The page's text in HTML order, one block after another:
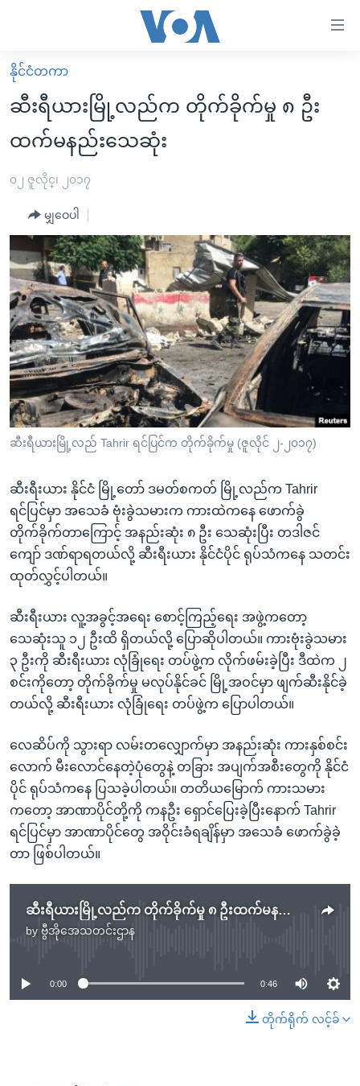
လွယ်ကူ
စေ
များ
အကြောင်းအရာ
သို့
ကျော်
ကြည့်
ရန်
ပင်မ
အ
ညွန်း
စာမျက်နှာ
သို့
ရန်
ရှာဖွေ
ရန်
နေရာ
သို့
ရန်
မူလစာမျက်နှာ
မြန်မာ
ကမ္ဘာ့သတင်းများ
နိုင်ငံတကာ
အစ္စရေး-ပါလက်စတိုင်း
ဗွီဒီယို
ရပ်ဝန်းတခု လမ်းတခု အလွန်
အင်္ဂလိပ်စာလေ့လာမယ်
အမေရိကန်သုံးအီဒီယံ
မကြေးမုံရဲ့ အင်္ဂလိပ်စာ
ရုပ်ရှင်ထဲက အင်္ဂလိပ်စာ
သုတပဒေသာ အင်္ဂလိပ်စာ
အပတ်စဉ်ကဏ္ဍများ
ရေဒီယို
တီဗွီ
ရေဒီယိုနှင့်ရုပ်သံ အချက်အလက်များ
ရေဒီယို/တီဗွီအစီအစဉ်
Learning English
ဗွီအိုအေ လူမှုကွန်ယက်များ
ဘာသာစကားများ
နိုင်ငံတကာ
ဆီးရီယားမြို့လည်က တိုက်ခိုက်မှု ၈ ဦး
ထက်မနည်းသေဆုံး
၀၂ ဇူလိုင္၊ ၂၀၁၇
မျှဝေပါ
ဆီးရီယားမြို့လည် Tahrir ရင်ပြင်က တိုက်ခိုက်မှု (ဇူလိုင် ၂-၂၀၁၇)
ဆီးရီးယား နိုင်ငံ မြို့တော် ဒမတ်စကတ် မြို့လည်က Tahrir
ရင်ပြင်မှာ အသေခံ ဗုံးခွဲသမားက ကားထဲကနေ ဖောက်ခွဲ
တိုက်ခိုက်တာကြောင့် အနည်းဆုံး ၈ ဦး သေဆုံးပြီး တဒါဇင်
ကျော် ဒဏ်ရာရတယ်လို့ ဆီးရီးယား နိုင်ငံပိုင် ရုပ်သံကနေ သတင်း
ထုတ်လွှင့်ပါတယ်။
ဆီးရီးယား လူ့အခွင့်အရေး စောင့်ကြည့်ရေး အဖွဲ့ကတော့
သေဆုံးသူ ၁၂ ဦးထိ ရှိတယ်လို့ ပြောဆိုပါတယ်။ ကားဗုံးခွဲသမား
၃ ဦးကို ဆီးရီးယား လုံခြုံရေး တပ်ဖွဲ့က လိုက်ဖမ်းခဲ့ပြီး ဒီထဲက ၂
စင်းကိုတော့ တိုက်ခိုက်မှု မလုပ်နိုင်ခင် မြို့အဝင်မှာ ဖျက်ဆီးနိုင်ခဲ့
တယ်လို့ ဆီးရီးယား လုံခြုံရေး တပ်ဖွဲ့က ပြောပါတယ်။
လေဆိပ်ကို သွားရာ လမ်းတလျှောက်မှာ အနည်းဆုံး ကားနှစ်စင်း
လောက် မီးလောင်နေတဲ့ပုံတွေနဲ့ တခြား အပျက်အစီးတွေကို နိုင်ငံ
ပိုင် ရုပ်သံကနေ ပြသခဲ့ပါတယ်။ တတိယမြောက် ကားသမား
ကတော့ အာဏာပိုင်တို့ကို ကနဦး ရှောင်ပြေးခဲ့ပြီးနောက် Tahrir
ရင်ပြင်မှာ အာဏာပိုင်တွေ အဝိုင်းခံရချိန်မှာ အသေခံ ဖောက်ခွဲခဲ့
တာ ဖြစ်ပါတယ်။
ဆီးရီယားမြို့လည်က တိုက်ခိုက်မှု ၈ ဦးထက်မနည်းသေဆုံး
by ဗွီအိုအေသတင်းဌာန
No media source currently available
0:00 0:46
တိုက်ရိုက် လင့်ခ်